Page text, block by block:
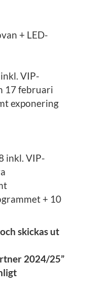
+ LED-
VIP-
17 februari
exponering
inkl. VIP-
+ 10
skickas ut
2024/25”